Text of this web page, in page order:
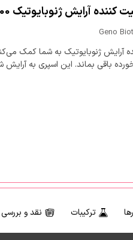
آرایش ژنوبایوتیک 100 میلی لیتر
Geno
آرایش ژنوبایوتیک به شما کمک
باقی بماند. این اسپری به آرایش
ترکیبات نقد و بررسی